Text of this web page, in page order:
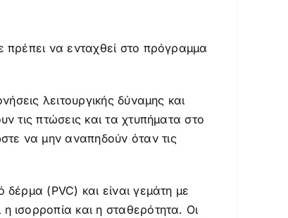
πρέπει να ενταχθεί στο πρόγραμμα
λειτουργικής δύναμης και
τις πτώσεις και τα χτυπήματα στο
να μην αναπηδούν όταν τις
δέρμα (PVC) και είναι γεμάτη με
ισορροπία και η σταθερότητα. Οι